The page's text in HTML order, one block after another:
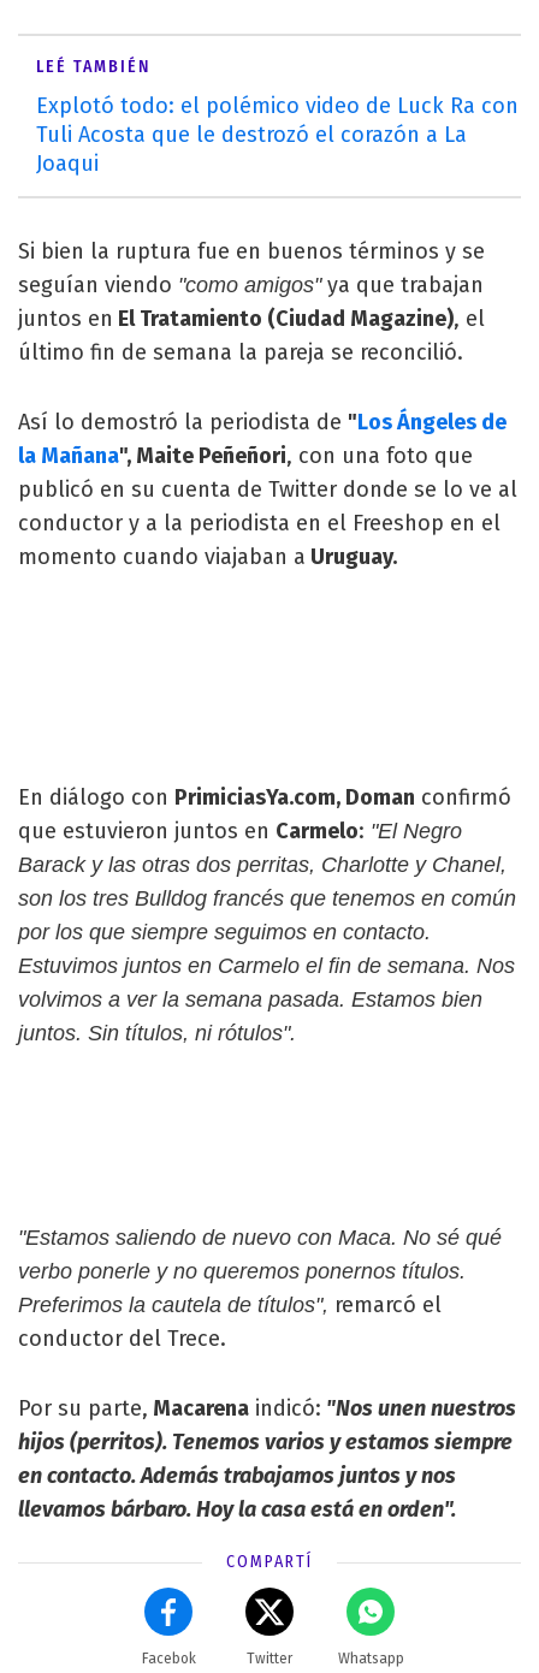
LEÉ TAMBIÉN
Explotó todo: el polémico video de Luck Ra con
Tuli Acosta que le destrozó el corazón a La
Joaqui
Si bien la ruptura fue en buenos términos y se
seguían viendo "como amigos"ya que trabajan
juntos en El Tratamiento (Ciudad Magazine), el
último fin de semana la pareja se reconcilió.
Así lo demostró la periodista de "Los Ángeles de
la Mañana", Maite Peñeñori, con una foto que
publicó en su cuenta de Twitter donde se lo ve al
conductor y a la periodista en el Freeshop en el
momento cuando viajaban a Uruguay.
En diálogo con PrimiciasYa.com, Doman confirmó
que estuvieron juntos en Carmelo: "El Negro
Barack y las otras dos perritas, Charlotte y Chanel,
son los tres Bulldog francés que tenemos en común
por los que siempre seguimos en contacto.
Estuvimos juntos en Carmelo el fin de semana. Nos
volvimos a ver la semana pasada. Estamos bien
juntos. Sin títulos, ni rótulos".
"Estamos saliendo de nuevo con Maca. No sé qué
verbo ponerle y no queremos ponernos títulos.
Preferimos la cautela de títulos", remarcó el
conductor del Trece.
Por su parte, Macarena indicó: "Nos unen nuestros
hijos (perritos). Tenemos varios y estamos siempre
en contacto. Además trabajamos juntos y nos
llevamos bárbaro. Hoy la casa está en orden".
COMPARTÍ
Facebok Twitter Whatsapp